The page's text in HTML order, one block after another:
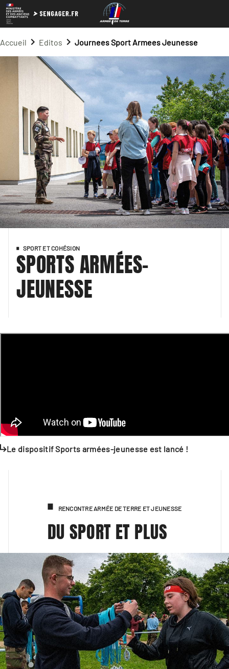
Accueil Editos Journees Sport Armees Jeunesse
SPORT ET COHÉSION
SPORTS ARMÉES-
JEUNESSE
Le dispositif Sports armées-jeunesse est lancé !
RENCONTRE ARMÉE DE TERRE ET JEUNESSE
DU SPORT ET PLUS